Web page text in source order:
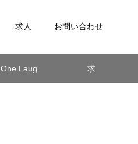
求人 お問い合わせ
One Laug 求